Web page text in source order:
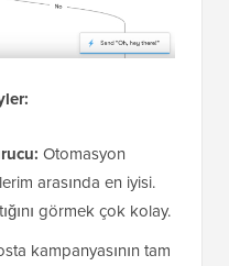
Otomasyon
arasında en iyisi.
görmek çok kolay.
kampanyasının tam